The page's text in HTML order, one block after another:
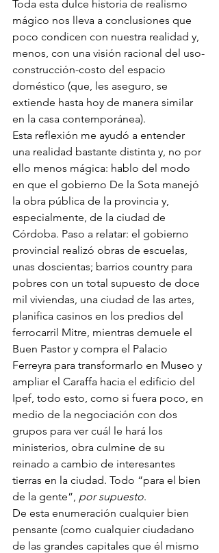
Toda esta dulce historia de realismo
mágico nos lleva a conclusiones que
poco condicen con nuestra realidad y,
menos, con una visión racional del uso-
construcción-costo del espacio
doméstico (que, les aseguro, se
extiende hasta hoy de manera similar
en la casa contemporánea).
Esta reflexión me ayudó a entender
una realidad bastante distinta y, no por
ello menos mágica: hablo del modo
en que el gobierno De la Sota manejó
la obra pública de la provincia y,
especialmente, de la ciudad de
Córdoba. Paso a relatar: el gobierno
provincial realizó obras de escuelas,
unas doscientas; barrios country para
pobres con un total supuesto de doce
mil viviendas, una ciudad de las artes,
planifica casinos en los predios del
ferrocarril Mitre, mientras demuele el
Buen Pastor y compra el Palacio
Ferreyra para transformarlo en Museo y
ampliar el Caraffa hacia el edificio del
Ipef, todo esto, como si fuera poco, en
medio de la negociación con dos
grupos para ver cuál le hará los
ministerios, obra culmine de su
reinado a cambio de interesantes
tierras en la ciudad. Todo “para el bien
de la gente”, por supuesto.
De esta enumeración cualquier bien
pensante (como cualquier ciudadano
de las grandes capitales que él mismo